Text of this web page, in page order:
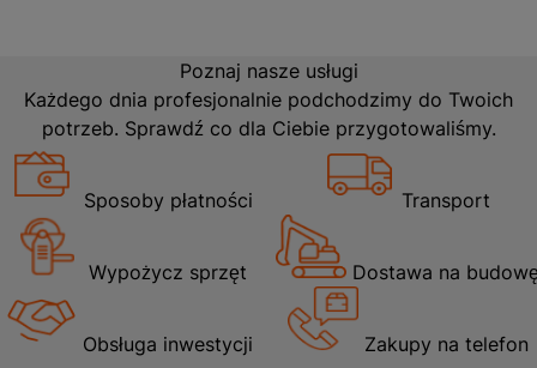
Poznaj nasze usługi
Każdego dnia profesjonalnie podchodzimy do Twoich
potrzeb. Sprawdź co dla Ciebie przygotowaliśmy.
Sposoby płatności Transport
Wypożycz sprzęt Dostawa na
Obsługa inwestycji Zakupy na telefon